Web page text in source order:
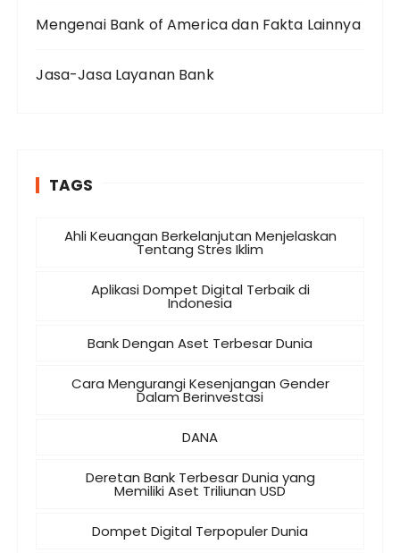
Mengenai Bank of America dan Fakta Lainnya
Jasa-Jasa Layanan Bank
TAGS
Ahli Keuangan Berkelanjutan Menjelaskan
Tentang Stres Iklim
Aplikasi Dompet Digital Terbaik di
Indonesia
Bank Dengan Aset Terbesar Dunia
Cara Mengurangi Kesenjangan Gender
Dalam Berinvestasi
DANA
Deretan Bank Terbesar Dunia yang
Memiliki Aset Triliunan USD
Dompet Digital Terpopuler Dunia